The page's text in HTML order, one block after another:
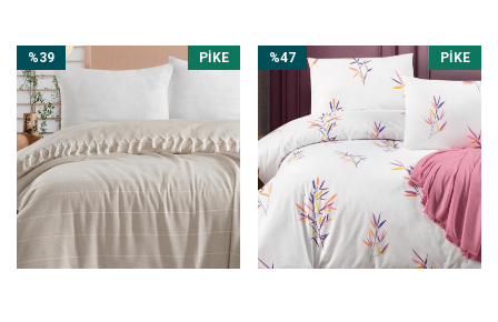
%39 PIKE %47 PIKE